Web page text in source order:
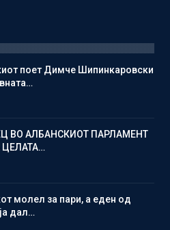
поет Димче Шипинкаровски
ВО АЛБАНСКИОТ ПАРЛАМЕНТ
ЦЕЛАТА…
молел за пари, а еден од
дал…